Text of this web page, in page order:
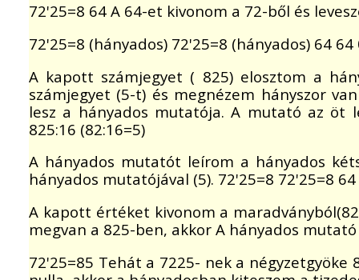
72'25=8 64 A 64-et kivonom a 72-ből és
72'25=8 (hányados) 72'25=8 (hányados) 64
A kapott számjegyet ( 825) elosztom a
számjegyet (5-t) és megnézem hányszor
lesz a hányados mutatója. A mutató az öt
825:16 (82:16=5)
A hányados mutatót leírom a hányados
hányados mutatójával (5). 72'25=8 72'25=8
A kapott értéket kivonom a
megvan a 825-ben, akkor A hányados
72'25=85 Tehát a 7225- nek a